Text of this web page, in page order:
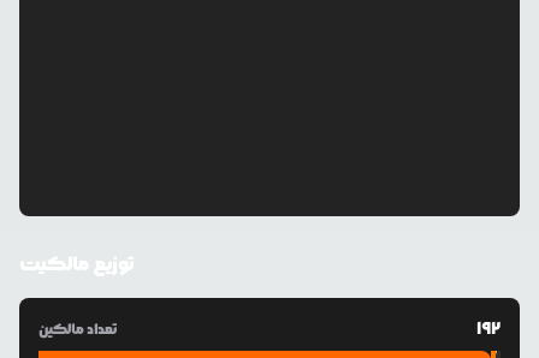
توزیع مالکیت
تعداد مالکین 192